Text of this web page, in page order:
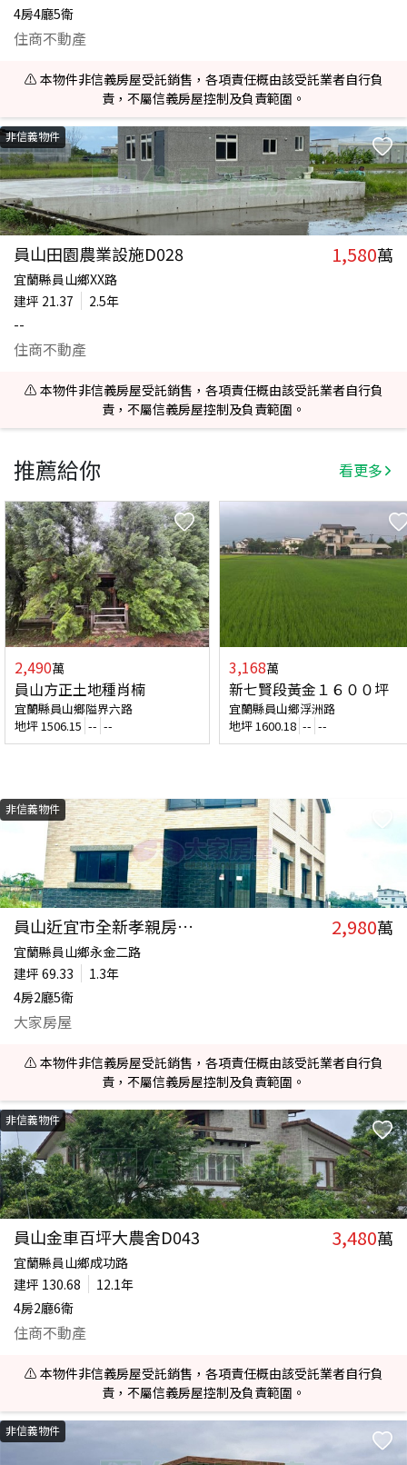
4房4廳5衛
住商不動產
⚠️ 本物件非信義房屋受託銷售，各項責任概由該受託業者自行負
責，不屬信義房屋控制及負責範圍。
非信義物件
員山田園農業設施D028 1,580萬
宜蘭縣員山鄉XX路
建坪 21.37
2.5年
--
住商不動產
⚠️ 本物件非信義房屋受託銷售，各項責任概由該受託業者自行負
責，不屬信義房屋控制及負責範圍。
推薦給你 看更多
2,490萬
員山方正土地種肖楠
宜蘭縣員山鄉隘界六路
地坪1506.15 -- --
3,168萬
新七賢段黃金１６００坪
宜蘭縣員山鄉浮洲路
地坪1600.18 -- --
非信義物件
員山近宜市全新孝親房農舍 2,980萬
宜蘭縣員山鄉永金二路
建坪 69.33
1.3年
4房2廳5衛
大家房屋
⚠️ 本物件非信義房屋受託銷售，各項責任概由該受託業者自行負
責，不屬信義房屋控制及負責範圍。
非信義物件
員山金車百坪大農舍D043 3,480萬
宜蘭縣員山鄉成功路
建坪 130.68
12.1年
4房2廳6衛
住商不動產
⚠️ 本物件非信義房屋受託銷售，各項責任概由該受託業者自行負
責，不屬信義房屋控制及負責範圍。
非信義物件